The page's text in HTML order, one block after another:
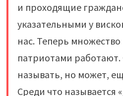
и проходящие
указательными у
нас. Теперь
патриотами
называть, но может,
Среди что называется